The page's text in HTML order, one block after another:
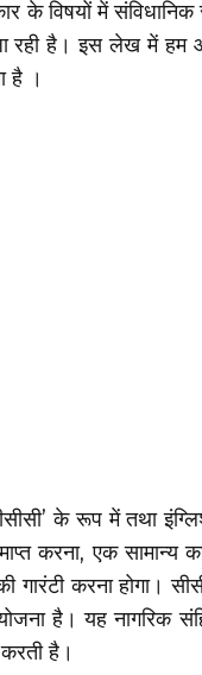
के विषयों में
जा रही है। इस लेख में
है ।
के रूप में तथा
करना, एक सामान्य
करना होगा।
है। यह नागरिक
है।